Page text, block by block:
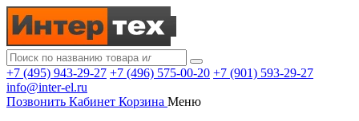
+7 (495) 943-29-27 +7 (496) 575-00-20 +7 (901) 593-29-27
info@inter-el.ru
Позвонить Кабинет Корзина Меню